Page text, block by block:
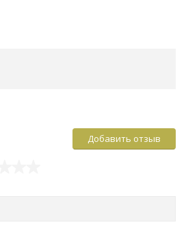
Добавить отзыв